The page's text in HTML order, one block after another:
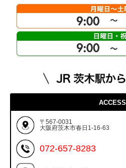
ACCESS
〒567-0031
大阪府茨木市春日1-16-63
072-657-8283